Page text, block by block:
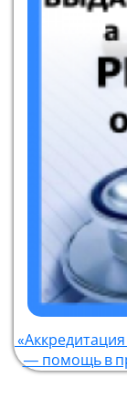
— помощь в